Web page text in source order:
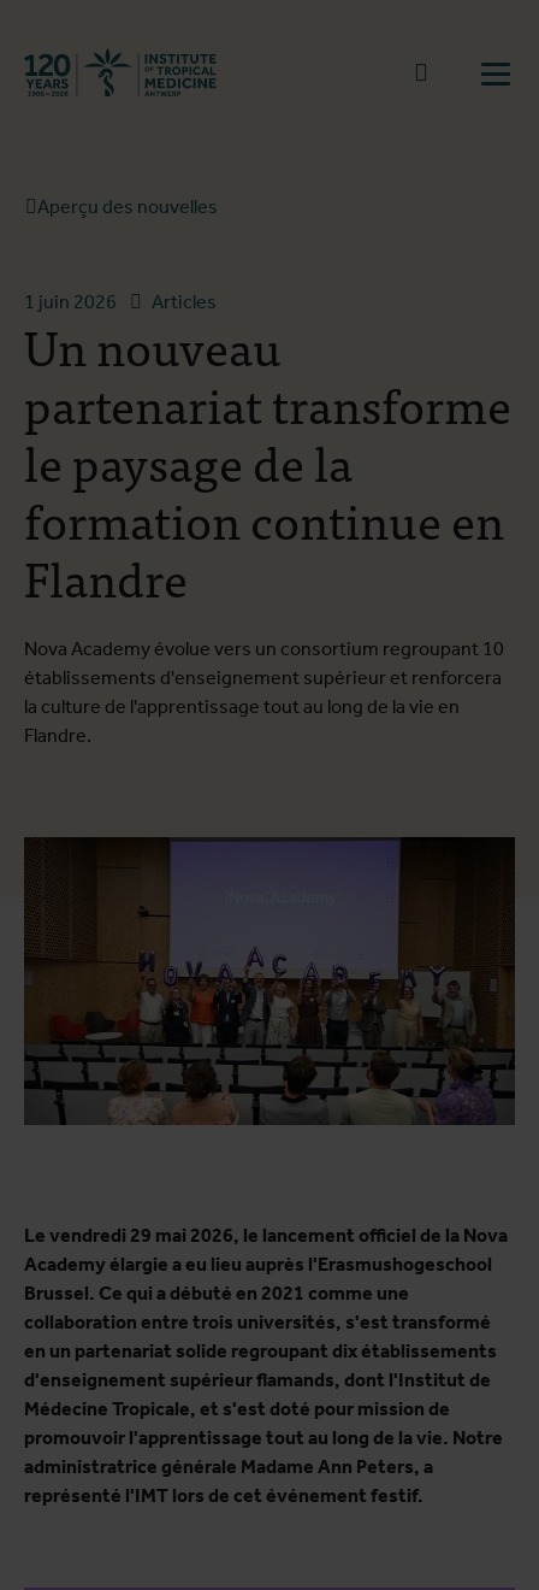
Retourner à la page d'accueil
go to
Aperçu des nouvelles
1 juin 2026 Articles
Un nouveau
partenariat transforme
le paysage de la
formation continue en
Flandre
Nova Academy évolue vers un consortium regroupant 10
établissements d'enseignement supérieur et renforcera
la culture de l'apprentissage tout au long de la vie en
Flandre.
Le vendredi 29 mai 2026, le lancement officiel de la Nova
Academy élargie a eu lieu auprès l'Erasmushogeschool
Brussel. Ce qui a débuté en 2021 comme une
collaboration entre trois universités, s'est transformé
en un partenariat solide regroupant dix établissements
d'enseignement supérieur flamands, dont l'Institut de
Médecine Tropicale, et s'est doté pour mission de
promouvoir l'apprentissage tout au long de la vie. Notre
administratrice générale Madame Ann Peters, a
représenté l'IMT lors de cet événement festif.